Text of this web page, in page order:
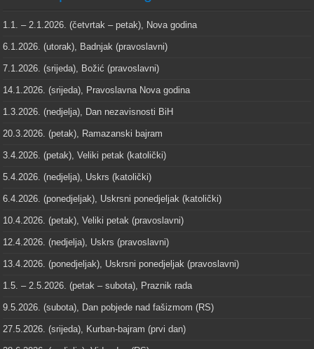
1.1. – 2.1.2026. (četvrtak – petak), Nova godina
6.1.2026. (utorak), Badnjak (pravoslavni)
7.1.2026. (srijeda), Božić (pravoslavni)
14.1.2026. (srijeda), Pravoslavna Nova godina
1.3.2026. (nedjelja), Dan nezavisnosti BiH
20.3.2026. (petak), Ramazanski bajram
3.4.2026. (petak), Veliki petak (katolički)
5.4.2026. (nedjelja), Uskrs (katolički)
6.4.2026. (ponedjeljak), Uskrsni ponedjeljak (katolički)
10.4.2026. (petak), Veliki petak (pravoslavni)
12.4.2026. (nedjelja), Uskrs (pravoslavni)
13.4.2026. (ponedjeljak), Uskrsni ponedjeljak (pravoslavni)
1.5. – 2.5.2026. (petak – subota), Praznik rada
9.5.2026. (subota), Dan pobjede nad fašizmom (RS)
27.5.2026. (srijeda), Kurban-bajram (prvi dan)